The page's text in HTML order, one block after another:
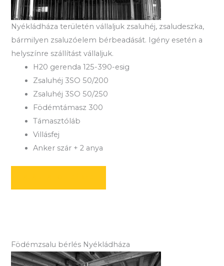
Nyékládháza területén vállaljuk zsaluhéj, zsaludeszka,
bármilyen zsaluzóelem bérbeadását. Igény esetén a
helyszínre szállítást vállaljuk.
H20 gerenda 125-390-esig
Zsaluhéj 3SO 50/200
Zsaluhéj 3SO 50/250
Födémtámasz 300
Támasztóláb
Villásfej
Anker szár + 2 anya
Födémzsalu bérlés Nyékládháza